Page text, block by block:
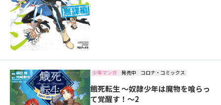
少年マンガ 発売中 コロナ・コミックス
餓死転生 ～奴隷少年は魔物を喰らっ
て覚醒す！～2